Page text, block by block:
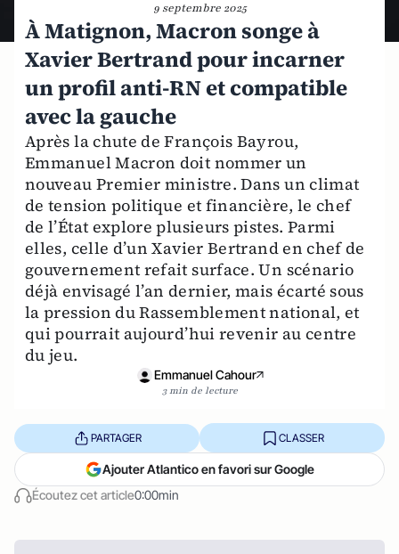
9 septembre 2025
À Matignon, Macron songe à
Xavier Bertrand pour incarner
un profil anti-RN et compatible
avec la gauche
Après la chute de François Bayrou,
Emmanuel Macron doit nommer un
nouveau Premier ministre. Dans un climat
de tension politique et financière, le chef
de l’État explore plusieurs pistes. Parmi
elles, celle d’un Xavier Bertrand en chef de
gouvernement refait surface. Un scénario
déjà envisagé l’an dernier, mais écarté sous
la pression du Rassemblement national, et
qui pourrait aujourd’hui revenir au centre
du jeu.
Emmanuel Cahour
3 min de lecture
Écoutez cet article0:00min
PARTAGER CLASSER
Ajouter Atlantico en favori sur Google